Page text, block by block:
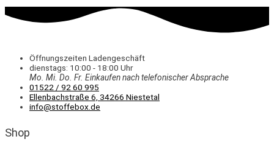
Öffnungszeiten Ladengeschäft
dienstags: 10:00 - 18:00 Uhr
Mo. Mi. Do. Fr. Einkaufennach telefonischer Absprache
01522 / 92 60 995
Ellenbachstraße 6, 34266 Niestetal
info@stoffebox.de
Shop